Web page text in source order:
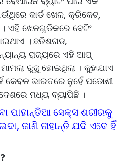
କାର୍ଡ ଖେଳ, କ୍ରିକେଟ୍,
ଏହି ଖେଳଗୁଡିକରେ ବେଟିଂ
। ଛତିଶଗଡ,
ରାଜ୍ୟରେ ଏହି ଆପ୍
ରୁଜୁ ହୋଇଥିଲା । କୁହାଯାଏ
କେବଳ ଭାରତରେ ନୁହେଁ ପଡୋଶୀ
ମଧ୍ୟ ବ୍ୟାପିଛି ।
ପାହାନ୍ତିଆ ସେକ୍ସ ଶରୀରକୁ
ଜାଣି ନାହାନ୍ତି ଯଦି ଏବେ ହିଁ